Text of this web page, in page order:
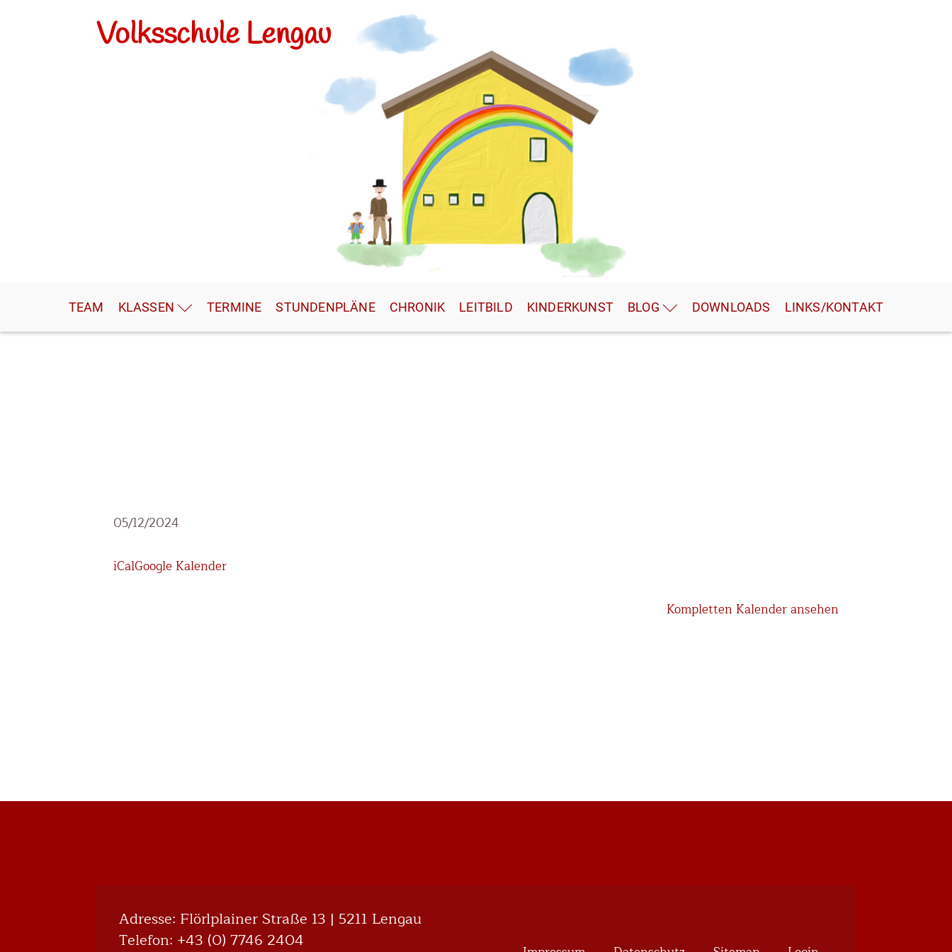
Volksschule Lengau
TEAM KLASSEN TERMINE STUNDENPLÄNE CHRONIK LEITBILD KINDERKUNST BLOG DOWNLOADS LINKS/KONTAKT
Schneck&Co
Theater
05/12/2024
iCalGoogle Kalender
Kompletten Kalender ansehen
Adresse: Flörlplainer Straße 13 | 5211 Lengau
Telefon: +43 (0) 7746 2404